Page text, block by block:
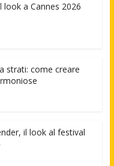
look a Cannes 2026
strati: come creare
il look al festival